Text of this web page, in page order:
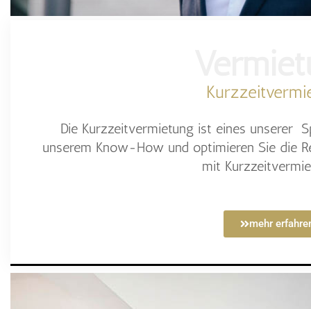
Die Kurzzeitvermietung ist eines unserer
unserem Know-How und optimieren Sie die
mit
mehr